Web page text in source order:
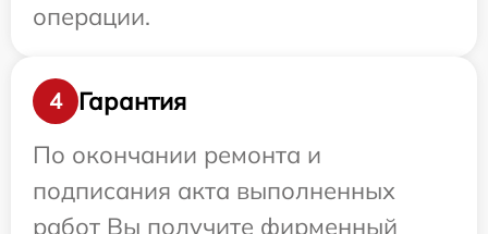
операции.
4
Гарантия
По окончании ремонта и
подписания акта выполненных
работ Вы получите фирменный